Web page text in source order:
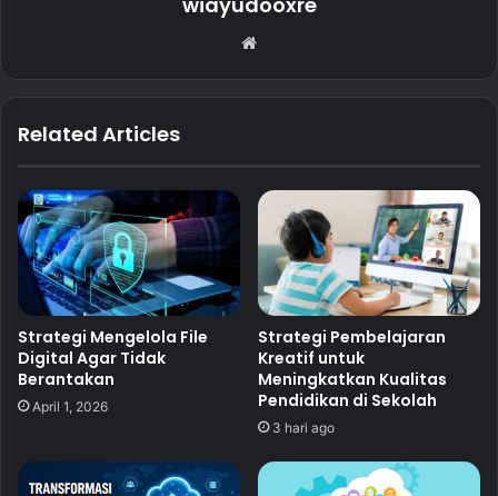
Related Articles
Strategi Mengelola File
Digital Agar Tidak
Berantakan
April 1, 2026
Strategi Pembelajaran
Kreatif untuk
Meningkatkan Kualitas
Pendidikan di Sekolah
3 hari ago